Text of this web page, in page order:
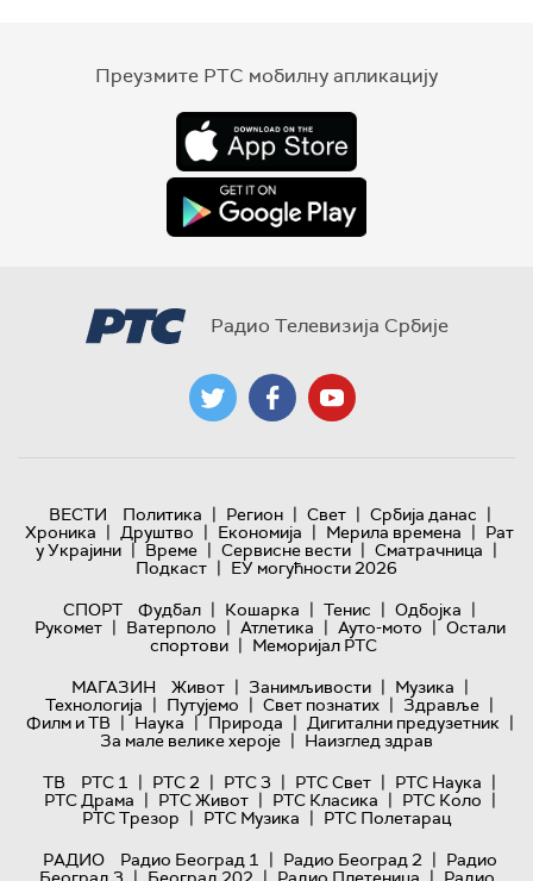
Преузмите РТС мобилну апликацију
Радио Телевизија Србије
ВЕСТИ Политика | Регион | Свет | Србија данас |
Хроника | Друштво | Економија | Мерила времена | Рат
у Украјини | Време | Сервисне вести | Сматрачница |
Подкаст | ЕУ могућности 2026
СПОРТ
Фудбал | Кошарка | Тенис | Одбојка |
Рукомет | Ватерполо | Атлетика | Ауто-мото | Остали
спортови | Меморијал РТС
МАГАЗИН
Живот | Занимљивости | Музика |
Технологијa | Путујемо | Свет познатих | Здравље |
Филм и ТВ | Наука | Природа | Дигитални предузетник |
За мале велике хероје | Наизглед здрав
ТВ
РТС 1 | РТС 2 | РТС 3 | РТС Свет | РТС Наука |
РТС Драма | РТС Живот | РТС Класика | РТС Коло |
РТС Трезор | РТС Музика | РТС Полетарац
РАДИО
Радио Београд 1 | Радио Београд 2 | Радио